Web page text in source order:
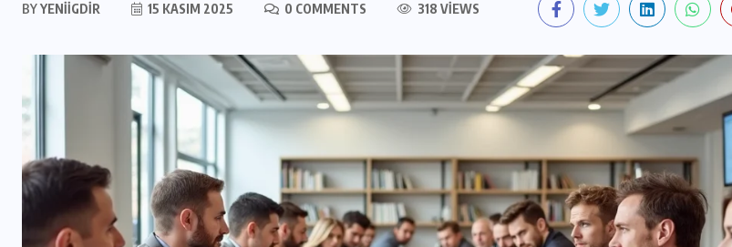
BYYENIIGDIR 15 KASIM 2025 0 COMMENTS 318 VIEWS